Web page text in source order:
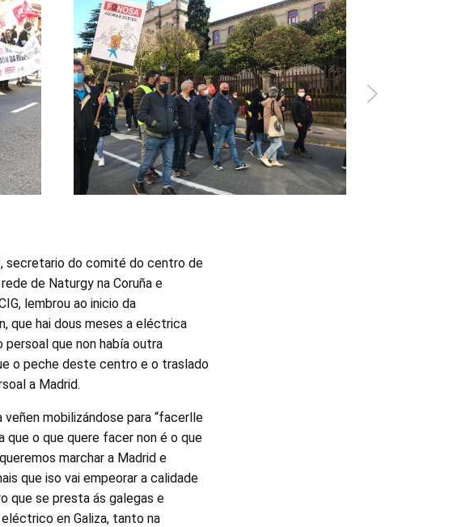
secretario do comité do centro de
de Naturgy na Coruña e
lembrou ao inicio da
que hai dous meses a eléctrica
persoal que non había outra
o peche deste centro e o traslado
a Madrid.
veñen mobilizándose para “facerlle
que o que quere facer non é o que
marchar a Madrid e
que iso vai empeorar a calidade
que se presta ás galegas e
en Galiza, tanto na